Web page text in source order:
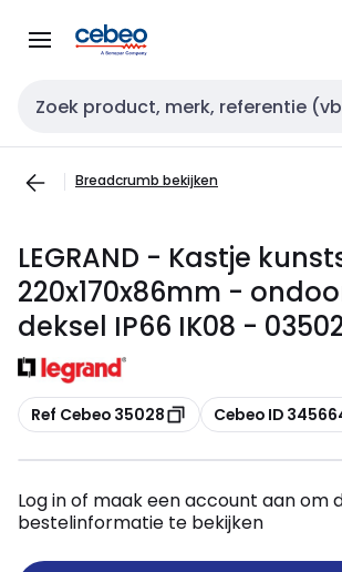
naar
naar
Zoekveld invoer
Breadcrumb bekijken
LEGRAND - Kastje
220x170x86mm -
deksel IP66 IK08 -
Kopiëren
Ref Cebeo 35028 Kopiëren
Cebeo ID
Log in of maak een account aan om
bestelinformatie te bekijken